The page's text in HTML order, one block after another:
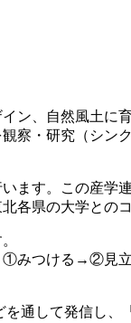
、自然風土に
察・研究（シ
ます。この産
各県の大学との
①みつける→②
通して発信し